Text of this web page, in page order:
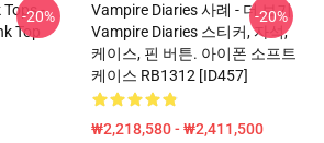
-
Top
-20%
Vampire Diaries 사례 - 더 보기
Vampire Diaries 스티커, 자석,
케이스, 핀 버튼. 아이폰 소프트
케이스 RB1312 [ID457]
₩2,218,580 - ₩2,411,500
-20%